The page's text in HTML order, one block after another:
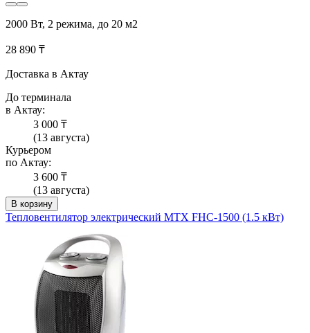
2000 Вт, 2 режима, до 20 м2
28 890 ₸
Доставка в Актау
До терминала
в Актау:
3 000 ₸
(13 августа)
Курьером
по Актау:
3 600 ₸
(13 августа)
В корзину
Тепловентилятор электрический MTX FHC-1500 (1.5 кВт)